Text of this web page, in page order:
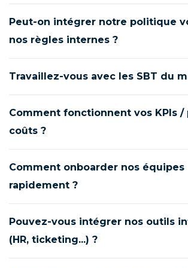
Peut-on intégrer notre politique
nos règles internes ?
Travaillez-vous avec les SBT du
Comment fonctionnent vos KPIs /
coûts ?
Comment onboarder nos équipes
rapidement ?
Pouvez-vous intégrer nos outils
(HR, ticketing...) ?